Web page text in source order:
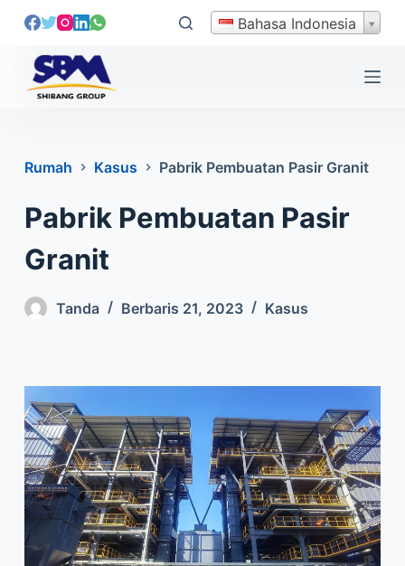
L
n
Bahasa Indonesia
Rumah Kasus Pabrik Pembuatan Pasir Granit
Pabrik Pembuatan Pasir
Granit
Tanda Berbaris 21, 2023 Kasus